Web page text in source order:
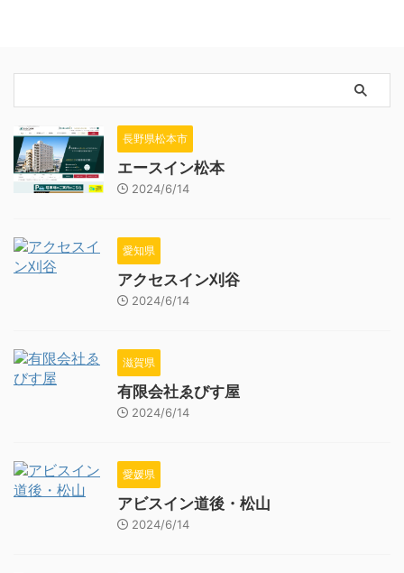
長野県松本市
エースイン松本
2024/6/14
愛知県
アクセスイン刈谷
2024/6/14
滋賀県
有限会社ゑびす屋
2024/6/14
愛媛県
アビスイン道後・松山
2024/6/14